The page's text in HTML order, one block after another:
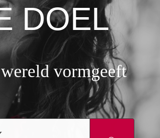
DOEL
wereld vormgeeft